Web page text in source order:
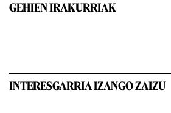
GEHIEN IRAKURRIAK
INTERESGARRIA IZANGO ZAIZU